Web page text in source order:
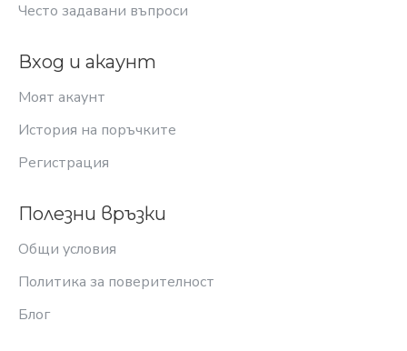
Често задавани въпроси
Вход и акаунт
Моят акаунт
История на поръчките
Регистрация
Полезни връзки
Общи условия
Политика за поверителност
Блог